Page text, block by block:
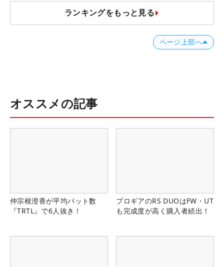
ランキングをもっと見る
ページ上部へ
オススメの記事
仲宗根澄香が平均パット数
『TRTL』で6人抜き！
プロギアのRS DUOはFW・UT
も完成度が高く購入者続出！